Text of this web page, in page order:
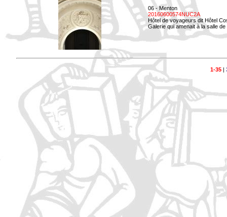
06 - Menton
20160600574NUC2A
Hôtel de voyageurs dit Hôtel
Galerie qui amenait à la salle
1-35|